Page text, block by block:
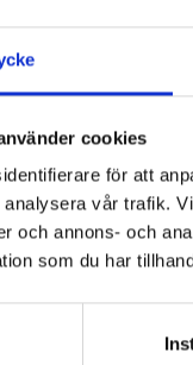
cookies
för att
vår trafik.
och annons- och
som du har